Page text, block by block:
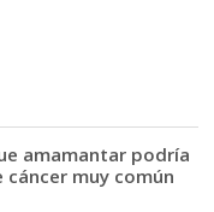
amamantar podría
muy común